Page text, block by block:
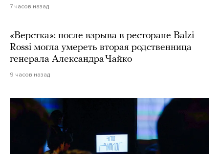
7 часов назад
«Верстка»: после взрыва в ресторане Balzi
Rossi могла умереть вторая родственница
генерала Александра Чайко
9 часов назад